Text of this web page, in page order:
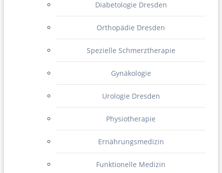
Diabetologie Dresden
Orthopädie Dresden
Spezielle Schmerztherapie
Gynäkologie
Urologie Dresden
Physiotherapie
Ernährungsmedizin
Funktionelle Medizin